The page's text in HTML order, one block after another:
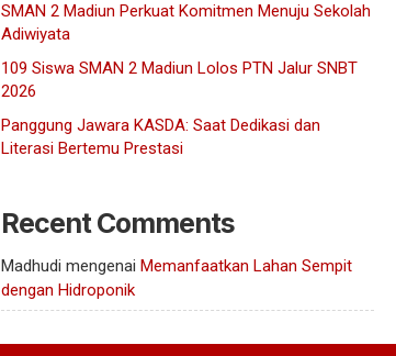
SMAN 2 Madiun Perkuat Komitmen Menuju Sekolah
Adiwiyata
109 Siswa SMAN 2 Madiun Lolos PTN Jalur SNBT
2026
Panggung Jawara KASDA: Saat Dedikasi dan
Literasi Bertemu Prestasi
Recent Comments
Madhudi mengenai Memanfaatkan Lahan Sempit
dengan Hidroponik